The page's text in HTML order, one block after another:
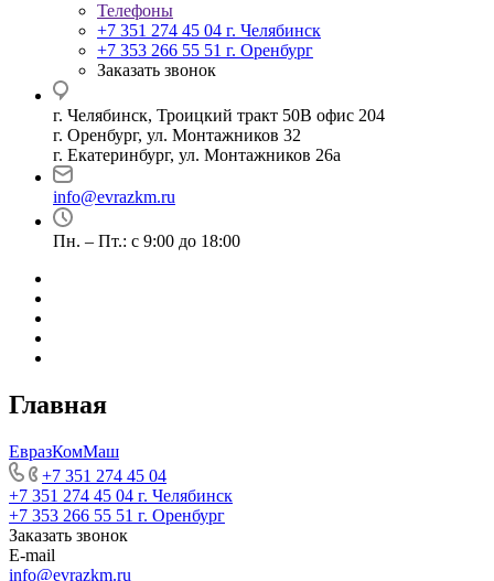
Телефоны
+7 351 274 45 04 г. Челябинск
+7 353 266 55 51 г. Оренбург
Заказать звонок
г. Челябинск, Троицкий тракт 50В офис 204
г. Оренбург, ул. Монтажников 32
г. Екатеринбург, ул. Монтажников 26а
info@evrazkm.ru
Пн. – Пт.: с 9:00 до 18:00
Главная
ЕвразКомМаш
+7 351 274 45 04
+7 351 274 45 04 г. Челябинск
+7 353 266 55 51 г. Оренбург
Заказать звонок
E-mail
info@evrazkm.ru